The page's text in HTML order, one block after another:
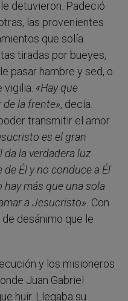
detuvieron. Padeció
las provenientes
que solía
tiradas por bueyes,
pasar hambre y sed, o
«Hay que
de la frente», decía.
transmitir el amor
es el gran
la verdadera luz.
Él y no conduce a Él
hay más que una sola
a Jesucristo» Con
desánimo que le
y los misioneros
Juan Gabriel
huir. Llegaba su